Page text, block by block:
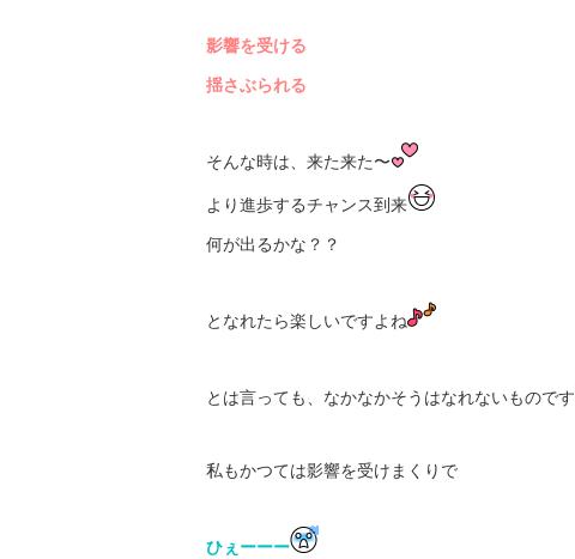
影響を受ける
揺さぶられる
そんな時は、来た来た〜
より進歩するチャンス到来
何が出るかな？？
となれたら楽しいですよね
とは言っても、なかなかそうはなれないものです
私もかつては影響を受けまくりで
ひぇーーー